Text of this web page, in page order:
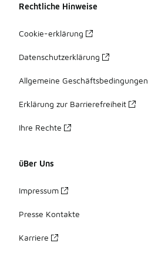
Rechtliche Hinweise
Cookie-erklärung
Datenschutzerklärung
Allgemeine Geschäftsbedingungen
Erklärung zur Barrierefreiheit
Ihre Rechte
üBer Uns
Impressum
Presse Kontakte
Karriere